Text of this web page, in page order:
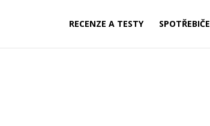
RECENZE A TESTY SPOTŘEBIČE